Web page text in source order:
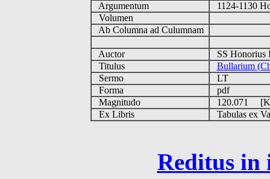
Argumentum
1124-1130
Volumen
Ab Columna ad Culumnam
Auctor
SS Honorius
Titulus
Bullarium
Sermo
LT
Forma
pdf
Magnitudo
120.071
Ex Libris
Tabulas ex
Reditus in